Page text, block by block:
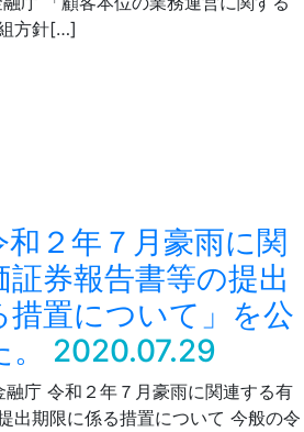
方針[…]
２年７月豪雨に関
証券報告書等の提出
措置について」を公
2020.07.29
庁 令和２年７月豪雨に関連する有
出期限に係る措置について 今般の令